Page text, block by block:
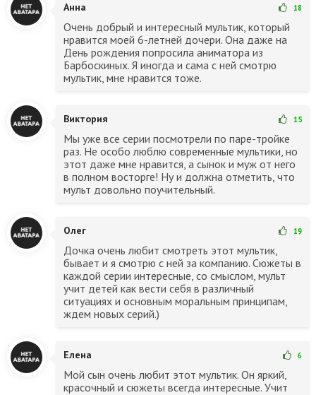
Анна 18
Очень добрый и интересный мультик, который
нравится моей 6-летней дочери. Она даже на
День рождения попросила аниматора из
Барбоскиных. Я иногда и сама с ней смотрю
мультик, мне нравится тоже.
Виктория 15
Мы уже все серии посмотрели по паре-тройке
раз. Не особо люблю современные мультики, но
этот даже мне нравится, а сынок и муж от него
в полном восторге! Ну и должна отметить, что
мульт довольно поучительный.
Олег 19
Дочка очень любит смотреть этот мультик,
бывает и я смотрю с ней за компанию. Сюжеты в
каждой серии интересные, со смыслом, мульт
учит детей как вести себя в различный
ситуациях и основным моральным принципам,
ждем новых серий.)
Елена 6
Мой сын очень любит этот мультик. Он яркий,
красочный и сюжеты всегда интересные. Учит